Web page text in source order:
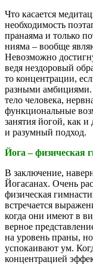
Что касается
необходимость
пранаяма и только
нияма – вообще
Невозможно
ведя нездоровый
то концентрации,
разными амбициями.
тело человека,
функциональные
занятия йогой, как и
и разумный подход.
Йога – физическая
В заключение,
Йогасанах. Очень
физическая
встречается
когда они имеют в
верное
на уровень праны,
успокаивают ум.
концентрацией